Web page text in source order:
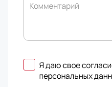
Комментарий
Я даю свое
персональных